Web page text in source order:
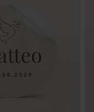
bain rose baptême